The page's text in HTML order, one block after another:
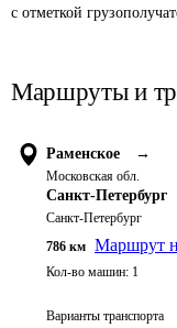
с отметкой
Маршруты и
Раменское →
Московская обл.
Санкт-Петербург
Санкт-Петербург
786 км Маршрут
Кол-во машин: 1
Варианты транспорта